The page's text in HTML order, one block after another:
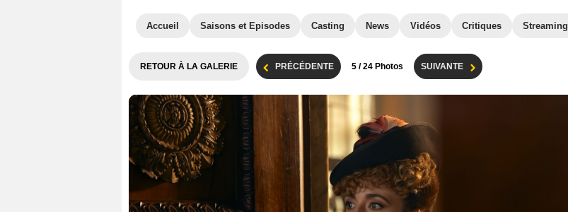
Accueil Saisons et Episodes Casting News Vidéos Critiques Streaming
RETOUR À LA GALERIE PRÉCÉDENTE 5 / 24 Photos SUIVANTE